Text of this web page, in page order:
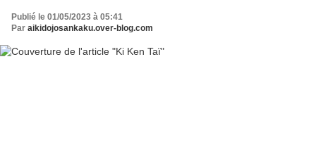
Publié le 01/05/2023 à 05:41
Par aikidojosankaku.over-blog.com